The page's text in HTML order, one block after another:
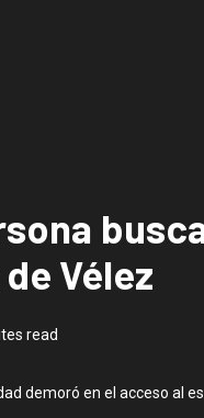
Vélez
read
demoró en el acceso al